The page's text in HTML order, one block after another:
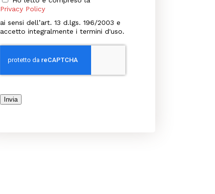
Privacy Policy
ai sensi dell’art. 13 d.lgs. 196/2003 e
accetto integralmente i termini d'uso.
Invia